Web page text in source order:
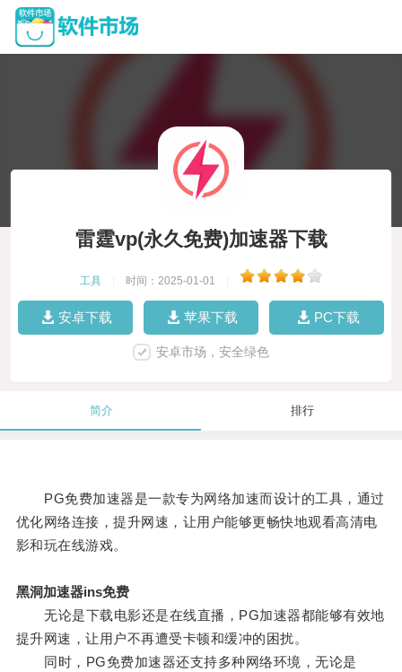
雷霆vp(永久免费)加速器下载
工具 时间：2025-01-01
安卓下载 苹果下载 PC下载
安卓市场，安全绿色
简介 排行
PG免费加速器是一款专为网络加速而设计的工具，通过
优化网络连接，提升网速，让用户能够更畅快地观看高清电
影和玩在线游戏。
黑洞加速器ins免费
无论是下载电影还是在线直播，PG加速器都能够有效地
提升网速，让用户不再遭受卡顿和缓冲的困扰。
同时，PG免费加速器还支持多种网络环境，无论是